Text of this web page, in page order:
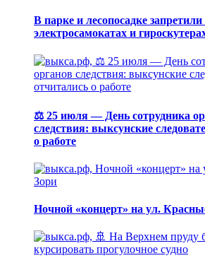
В парке и лесопосадке запретили
электросамокатах и
⚖️ 25 июля — День сотрудника
следствия: выксунские
о работе
Ночной «концерт» на ул.